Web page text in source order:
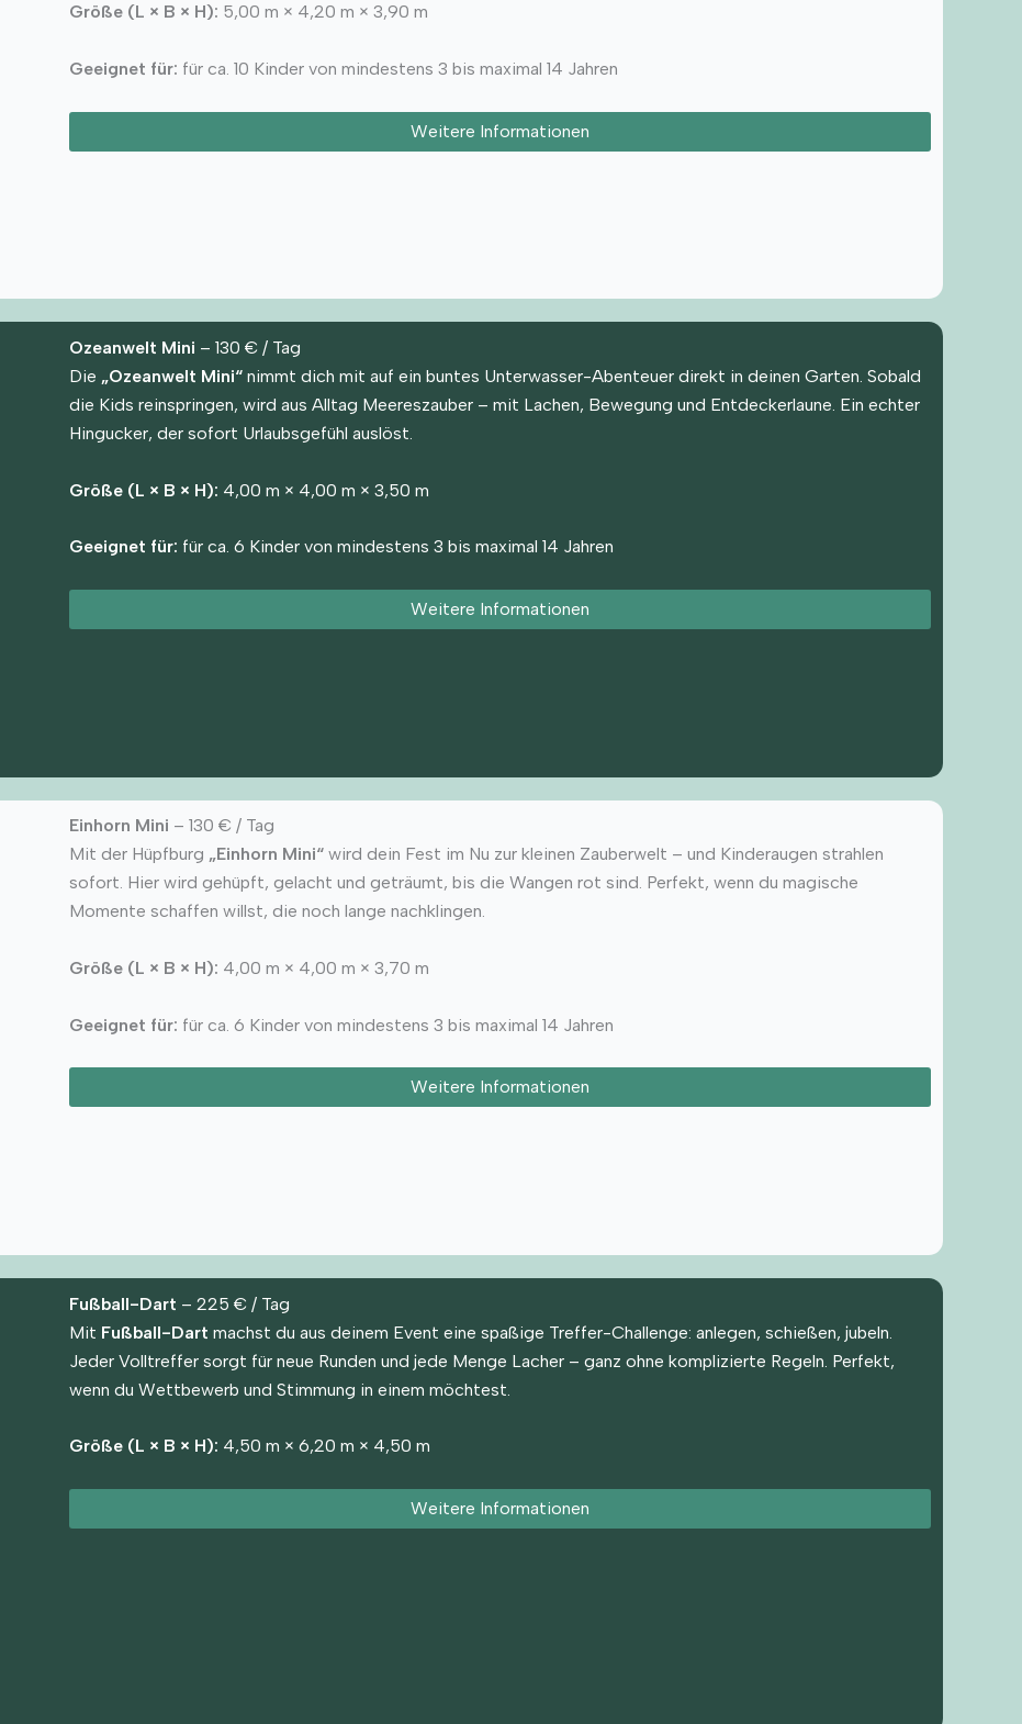
Größe (L × B × H): 5,00 m × 4,20 m × 3,90 m
Geeignet für: für ca. 10 Kinder von mindestens 3 bis maximal 14 Jahren
Weitere Informationen
Ozeanwelt Mini – 130 € / Tag
Die „Ozeanwelt Mini“nimmt dich mit auf ein buntes Unterwasser-Abenteuer direkt in deinen Garten. Sobald
die Kids reinspringen, wird aus Alltag Meereszauber – mit Lachen, Bewegung und Entdeckerlaune. Ein echter
Hingucker, der sofort Urlaubsgefühl auslöst.
Größe (L × B × H): 4,00 m × 4,00 m × 3,50 m
Geeignet für: für ca. 6 Kinder von mindestens 3 bis maximal 14 Jahren
Weitere Informationen
Einhorn Mini – 130 € / Tag
Mit der Hüpfburg „Einhorn Mini“wird dein Fest im Nu zur kleinen Zauberwelt – und Kinderaugen strahlen
sofort. Hier wird gehüpft, gelacht und geträumt, bis die Wangen rot sind. Perfekt, wenn du magische
Momente schaffen willst, die noch lange nachklingen.
Größe (L × B × H): 4,00 m × 4,00 m × 3,70 m
Geeignet für: für ca. 6 Kinder von mindestens 3 bis maximal 14 Jahren
Weitere Informationen
Fußball-Dart – 225 € / Tag
Mit Fußball-Dart machst du aus deinem Event eine spaßige Treffer-Challenge: anlegen, schießen, jubeln.
Jeder Volltreffer sorgt für neue Runden und jede Menge Lacher – ganz ohne komplizierte Regeln. Perfekt,
wenn du Wettbewerb und Stimmung in einem möchtest.
Größe (L × B × H): 4,50 m × 6,20 m × 4,50 m
Weitere Informationen